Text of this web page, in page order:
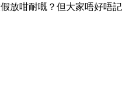
放咁耐嘅？但大家唔好唔記